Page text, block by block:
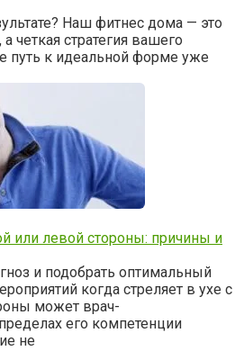
Наш фитнес дома — это
четкая стратегия вашего
путь к идеальной форме уже
или левой стороны: причины и
и подобрать оптимальный
когда стреляет в ухе с
может врач-
его компетенции
не